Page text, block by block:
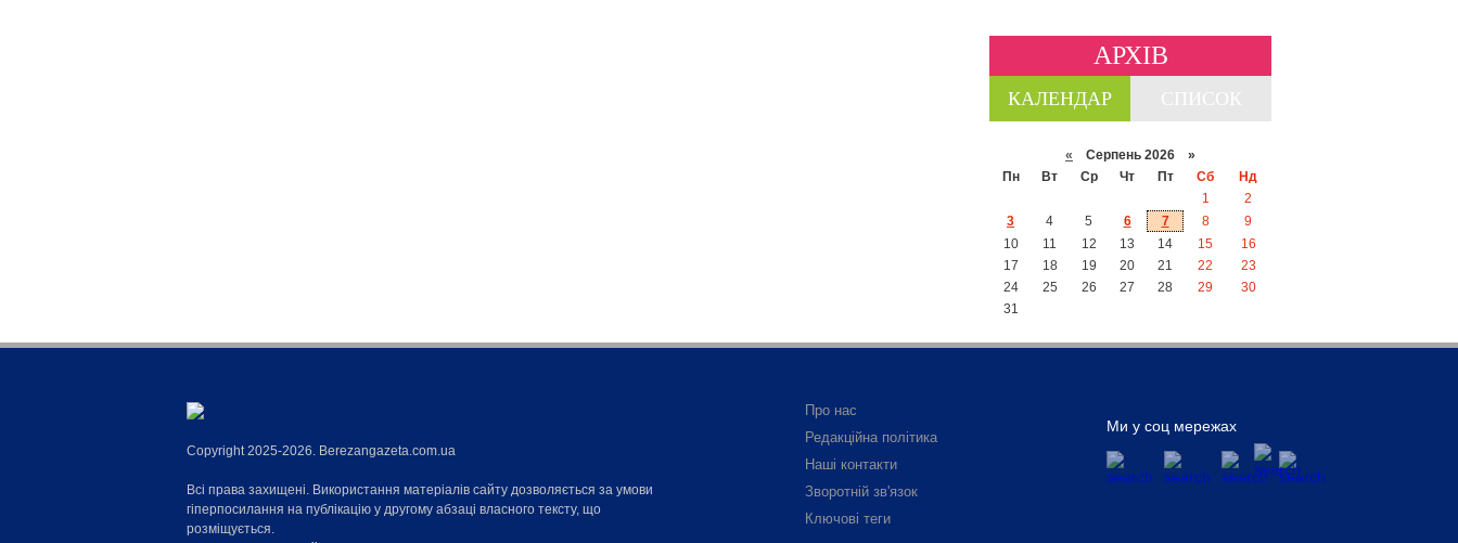
АРХІВ
КАЛЕНДАР
« Серпень 2026 »
Пн
Вт Ср Чт Пт Сб
Нд
1
2
3
4 5 6 7 8
9
10
11 12 13 14 15
16
17
18 19 20 21 22
23
24
25 26 27 28 29
30
31
Copyright 2025-2026. Berezangazeta.com.ua
Всі права захищені. Використання матеріалів сайту дозволяється за умови
гіперпосилання на публікацію у другому абзаці власного тексту, що
розміщується.
Про нас
Редакційна політика
Наші контакти
Зворотній зв'язок
Ключові теги
Ми у соц мережах